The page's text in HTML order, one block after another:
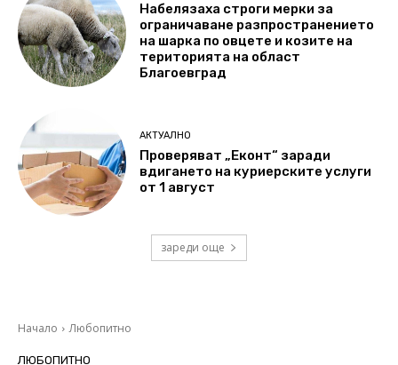
Набелязаха строги мерки за
ограничаване разпространението
на шарка по овцете и козите на
територията на област
Благоевград
АКТУАЛНО
Проверяват „Еконт“ заради
вдигането на куриерските услуги
от 1 август
зареди още